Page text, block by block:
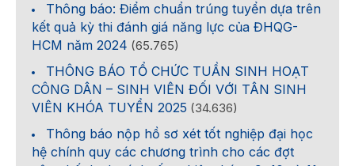
Thông báo: Điểm chuẩn trúng tuyển dựa trên
kết quả kỳ thi đánh giá năng lực của ĐHQG-
HCM năm 2024 (65.765)
THÔNG BÁO TỔ CHỨC TUẦN SINH HOẠT
CÔNG DÂN – SINH VIÊN ĐỐI VỚI TÂN SINH
VIÊN KHÓA TUYỂN 2025 (34.636)
Thông báo nộp hồ sơ xét tốt nghiệp đại học
hệ chính quy các chương trình cho các đợt